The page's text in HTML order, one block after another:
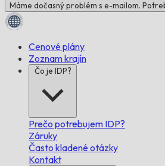
Máme dočasný problém s e-mailom.
Cenové plány
Zoznam krajín
Čo je IDP?
Prečo potrebujem IDP?
Záruky
Často kladené otázky
Kontakt